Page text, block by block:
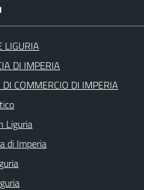
LIGURIA
DI IMPERIA
COMMERCIO DI IMPERIA
Liguria
di Imperia